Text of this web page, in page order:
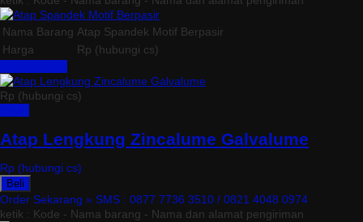
Nama Barang Atap Spandek Motif Berpasir
Harga
Rp (hubungi cs)
Rp (hubungi cs)
Atap Lengkung Zincalume Galvalume
Rp (hubungi cs)
Beli
Order Sekarang » SMS : 0877 7736 3510 / 0821 4048 0974
ketik : Kode - Nama barang - Nama dan alamat pengiriman